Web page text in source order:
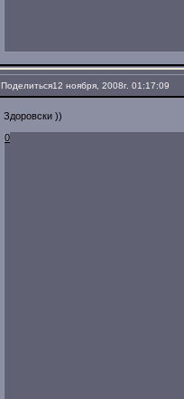
Поделиться12 ноября, 2008г. 01:17:09
Здоровски ))
0